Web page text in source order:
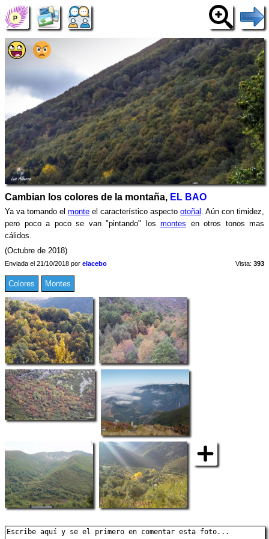
Cambian los colores de la montaña, EL BAO
Ya va tomando el monte el característico aspecto otoñal . Aún con timidez,
pero poco a poco se van "pintando" los montes en otros tonos mas
cálidos.
(Octubre de 2018)
Enviada el 21/10/2018 por elacebo Vista: 393
Colores Montes